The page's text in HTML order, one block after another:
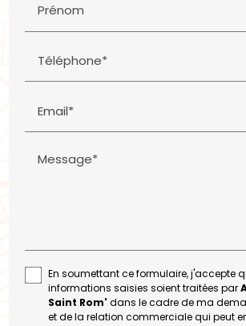
Prénom
Téléphone*
Email*
Message*
En soumettant ce formulaire, j'accepte
informations saisies soient traitées par
Saint Rom'dans le cadre de ma
et de la relation commerciale qui peut